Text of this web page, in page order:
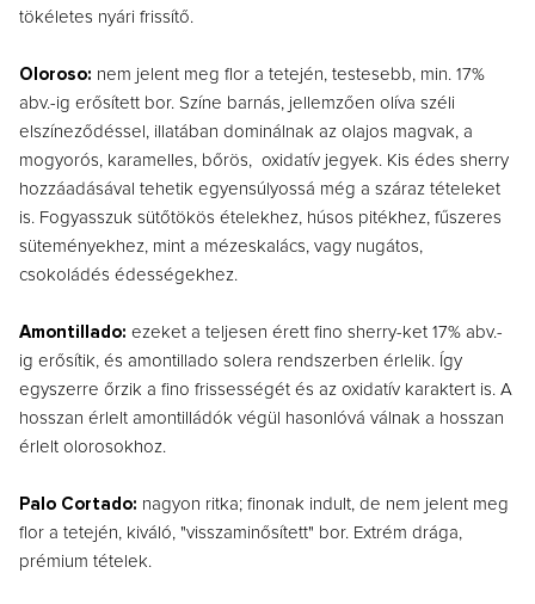
tökéletes nyári frissítő.
Oloroso: nem jelent meg flor a tetején, testesebb, min. 17%
abv.-ig erősített bor. Színe barnás, jellemzően olíva széli
elszíneződéssel, illatában dominálnak az olajos magvak, a
mogyorós, karamelles, bőrös, oxidatív jegyek. Kis édes sherry
hozzáadásával tehetik egyensúlyossá még a száraz tételeket
is. Fogyasszuk sütőtökös ételekhez, húsos pitékhez, fűszeres
süteményekhez, mint a mézeskalács, vagy nugátos,
csokoládés édességekhez.
Amontillado: ezeket a teljesen érett fino sherry-ket 17% abv.-
ig erősítik, és amontillado solera rendszerben érlelik. Így
egyszerre őrzik a fino frissességét és az oxidatív karaktert is. A
hosszan érlelt amontilládók végül hasonlóvá válnak a hosszan
érlelt olorosokhoz.
Palo Cortado: nagyon ritka; finonak indult, de nem jelent meg
flor a tetején, kiváló, "visszaminősített" bor. Extrém drága,
prémium tételek.